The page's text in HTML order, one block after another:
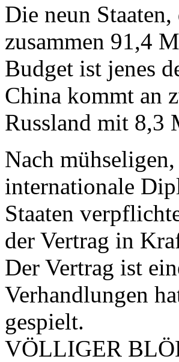
Die neun
zusammen 91,4
Budget ist jenes
China kommt an
Russland mit 8,3
Nach
internationale
Staaten
der Vertrag in
Der Vertrag ist
Verhandlungen
gespielt.
VÖLLIGER